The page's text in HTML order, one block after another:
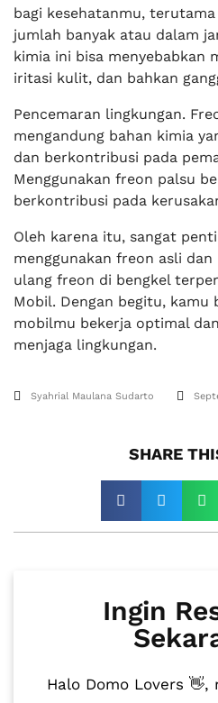
bagi kesehatanmu,
jumlah banyak atau dalam
kimia ini bisa menyebabkan
iritasi kulit, dan bahkan
Pencemaran lingkungan.
mengandung bahan kimia
dan berkontribusi pada
Menggunakan freon palsu
berkontribusi pada
Oleh karena itu, sangat
menggunakan freon asli
ulang freon di bengkel
Mobil. Dengan begitu, kamu
mobilmu bekerja optimal
menjaga lingkungan.
Syahrial Maulana Sudarto
SHARE
Ingin
Halo Domo Lovers 👋,